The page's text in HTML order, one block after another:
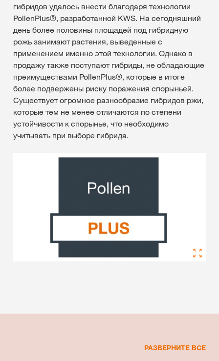
гибридов удалось внести благодаря технологии
PollenPlus®, разработанной KWS. На сегодняшний
день более половины площадей под гибридную
рожь занимают растения, выведенные с
применением именно этой технологии. Однако в
продажу также поступают гибриды, не обладающие
преимуществами PollenPlus®, которые в итоге
более подвержены риску поражения спорыньей.
Существует огромное разнообразие гибридов ржи,
которые тем не менее отличаются по степени
устойчивости к спорынье, что необходимо
учитывать при выборе гибрида.
РАЗВЕРНИТЕ ВСЕ